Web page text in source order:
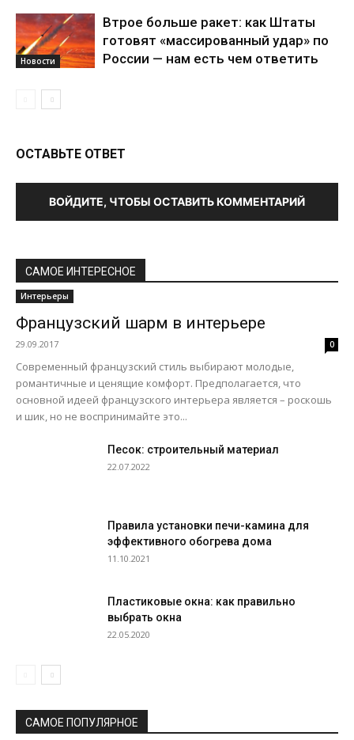
Новости
Втрое больше ракет: как Штаты
готовят «массированный удар» по
России — нам есть чем ответить
ОСТАВЬТЕ ОТВЕТ
ВОЙДИТЕ, ЧТОБЫ ОСТАВИТЬ КОММЕНТАРИЙ
САМОЕ ИНТЕРЕСНОЕ
Интерьеры
Французский шарм в интерьере
29.09.2017 0
Современный французский стиль выбирают молодые,
романтичные и ценящие комфорт. Предполагается, что
основной идеей французского интерьера является – роскошь
и шик, но не воспринимайте это...
Песок: строительный материал
22.07.2022
Правила установки печи-камина для
эффективного обогрева дома
11.10.2021
Пластиковые окна: как правильно
выбрать окна
22.05.2020
САМОЕ ПОПУЛЯРНОЕ